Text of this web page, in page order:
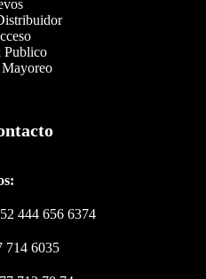
Publico
Mayoreo
444 656 6374
714 6035